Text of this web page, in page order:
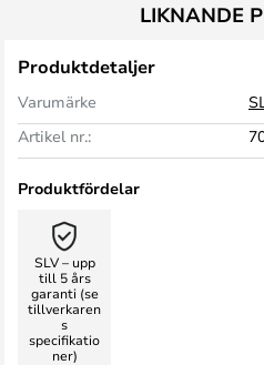
LIKNANDE
Produktdetaljer
Varumärke
Artikel nr.:
Produktfördelar
SLV – upp
till 5 års
garanti (se
tillverkaren
s
specifikatio
ner)